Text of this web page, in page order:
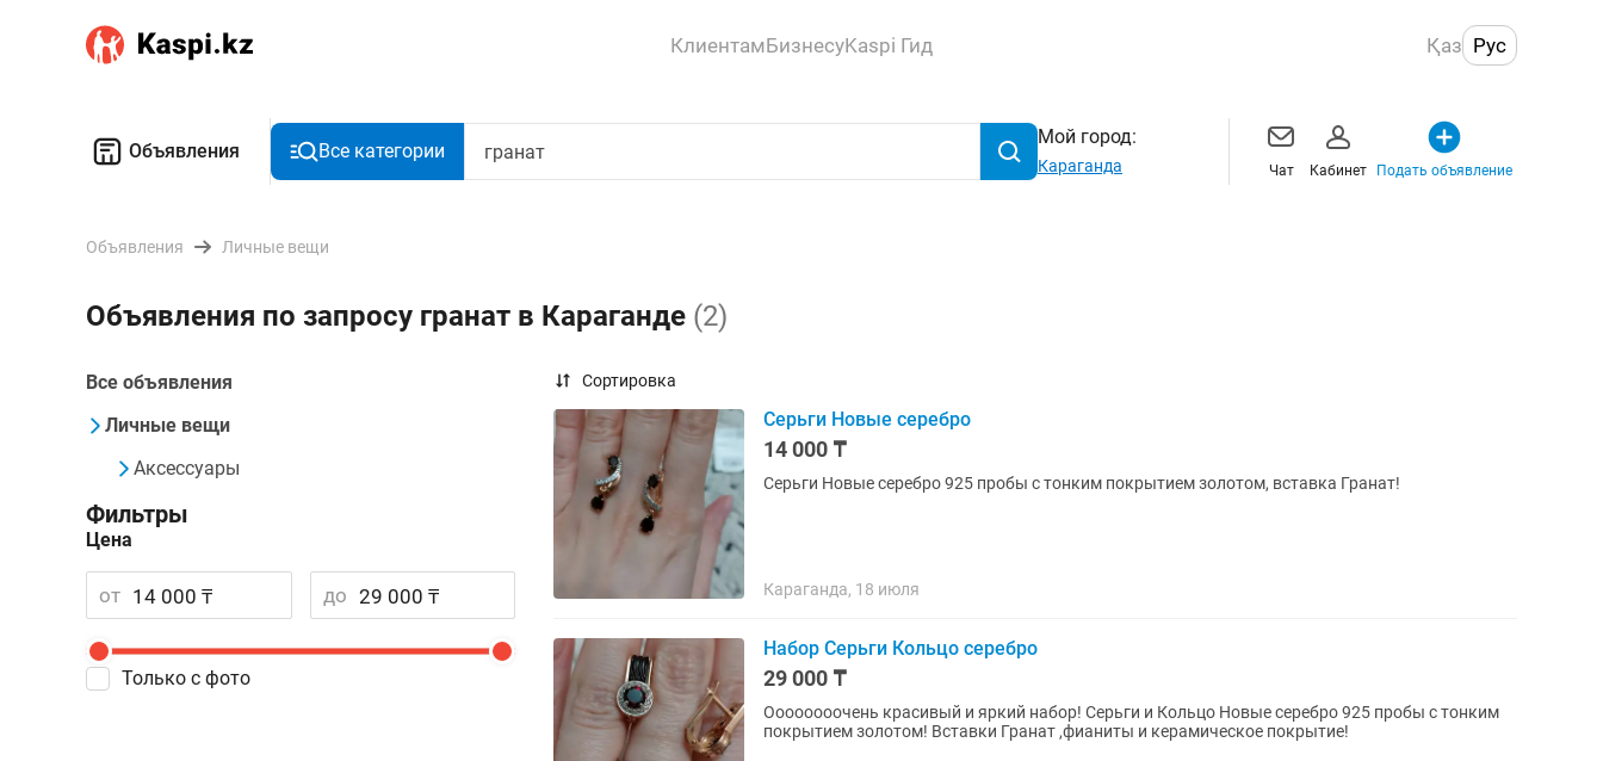
КлиентамБизнесуKaspi Гид Қаз Рус
Объявления Все категории
Мой город:
Караганда Чат Кабинет Подать объявление
Объявления Личные вещи
Объявления по запросу гранат в Караганде (2)
Все объявления
Личные вещи
Аксессуары
Фильтры
Цена
от до
Только с фото
Сортировка
Серьги Новые серебро
14 000 ₸
Серьги Новые серебро 925 пробы с тонким покрытием золотом, вставка Гранат!
Караганда, 18 июля
Набор Серьги Кольцо серебро
29 000 ₸
Оооооооочень красивый и яркий набор! Серьги и Кольцо Новые серебро 925 пробы с тонким
покрытием золотом! Вставки Гранат ,фианиты и керамическое покрытие!